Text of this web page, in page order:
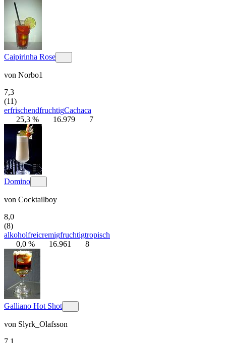
Caipirinha Rose
von Norbo1
7,3
(11)
erfrischendfruchtigCachaca
25,3 %
16.979 7
Domino
von Cocktailboy
8,0
(8)
alkoholfreicremigfruchtigtropisch
0,0 %
16.961 8
Galliano Hot Shot
von Slyrk_Olafsson